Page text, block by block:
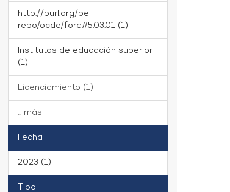
http://purl.org/pe-
repo/ocde/ford#5.03.01 (1)
Institutos de educación superior
(1)
Licenciamiento (1)
... más
Fecha
2023 (1)
Tipo